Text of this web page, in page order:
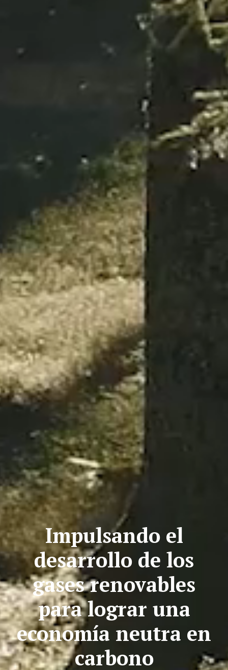
Impulsando el
desarrollo de los
gases renovables
para lograr una
economía neutra en
carbono